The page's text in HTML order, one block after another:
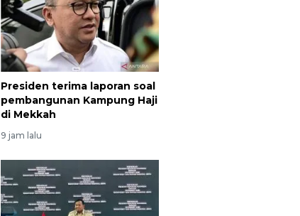
Presiden terima laporan soal
pembangunan Kampung Haji
di Mekkah
9 jam lalu